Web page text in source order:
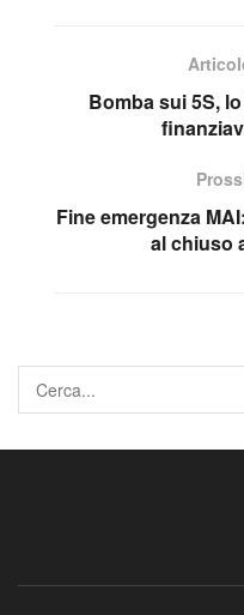
Bomba sui 5S,
Fine emergenza
al chiuso